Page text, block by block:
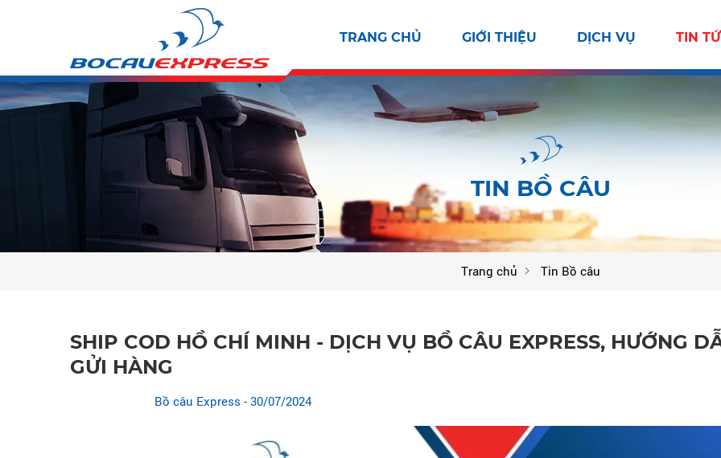
TRANG CHỦ GIỚI THIỆU DỊCH VỤ TIN
TIN BỒ CÂU
Trang chủ Tin Bồ câu
SHIP COD HỒ CHÍ MINH - DỊCH VỤ BỒ CÂU EXPRESS, HƯỚNG
GỬI HÀNG
Bồ câu Express - 30/07/2024